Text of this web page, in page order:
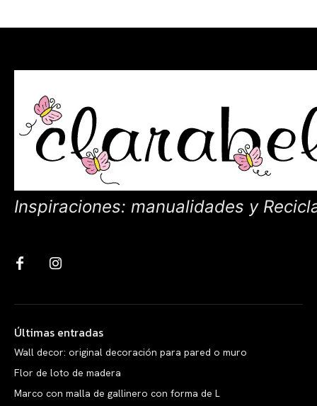
Inspiraciones: manualidades y
Últimas entradas
Wall decor: original decoración para pared o muro
Flor de loto de madera
Marco con malla de gallinero con forma de L